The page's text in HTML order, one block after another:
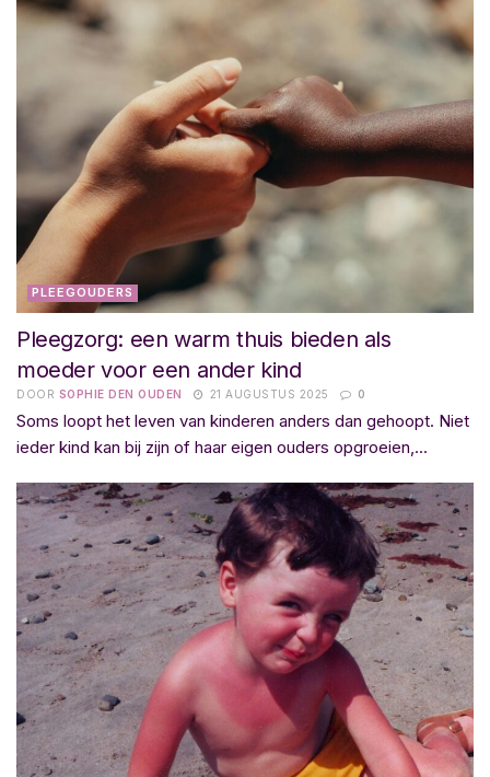
PLEEGOUDERS
Pleegzorg: een warm thuis bieden als
moeder voor een ander kind
DOOR SOPHIE DEN OUDEN 21 AUGUSTUS 2025 0
Soms loopt het leven van kinderen anders dan gehoopt. Niet
ieder kind kan bij zijn of haar eigen ouders opgroeien,...